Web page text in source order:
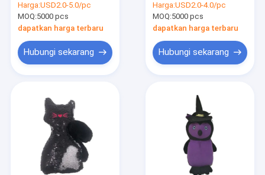
Animal 2 ASST
Harga:USD2.0-5.0/pc
MOQ:5000 pcs
dapatkan harga terbaru
Hubungi sekarang
Dekorasi
Pencahayaan Up
Harga:USD2.0-4.0/pc
MOQ:5000 pcs
dapatkan harga terbaru
Hubungi sekarang